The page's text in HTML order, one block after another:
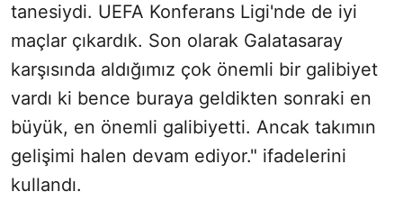
tanesiydi. UEFA Konferans Ligi'nde de iyi
maçlar çıkardık. Son olarak Galatasaray
karşısında aldığımız çok önemli bir galibiyet
vardı ki bence buraya geldikten sonraki en
büyük, en önemli galibiyetti. Ancak takımın
gelişimi halen devam ediyor." ifadelerini
kullandı.